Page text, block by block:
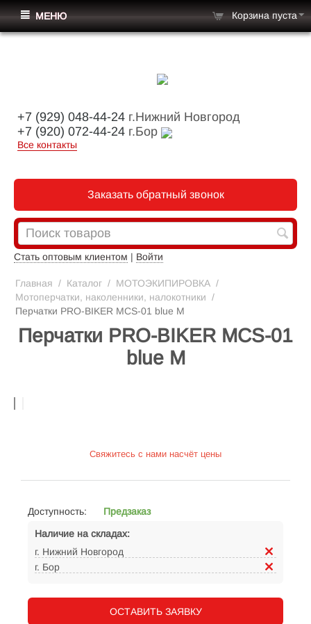
+7 (929) 048-44-24 г.Нижний Новгород
+7 (920) 072-44-24 г.Бор
Все контакты
Заказать обратный звонок
Стать оптовым клиентом | Войти
МЕНЮ Корзина пуста
Главная / Каталог / МОТОЭКИПИРОВКА /
Мотоперчатки, наколенники, налокотники /
Перчатки PRO-BIKER MCS-01 blue M
Перчатки PRO-BIKER MCS-01
blue M
Свяжитесь с нами насчёт цены
Доступность:
Предзаказ
Наличие на складах:
г. Нижний Новгород
г. Бор
ОСТАВИТЬ ЗАЯВКУ